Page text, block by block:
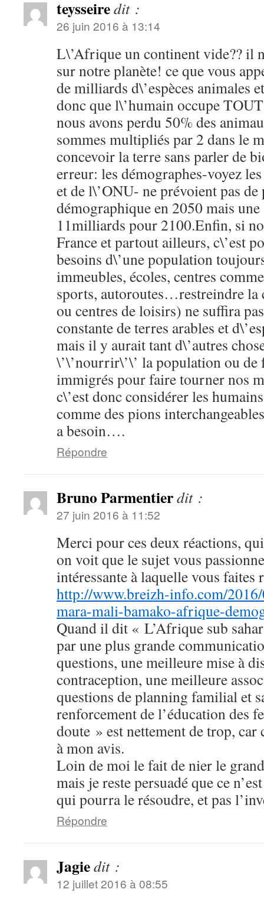
teysseiredit :
26 juin 2016 à 13:14
L\’Afrique un continent vide?? il
sur notre planète! ce que vous
de milliards d\’espèces animales
donc que l\’humain occupe
nous avons perdu 50% des
sommes multipliés par 2 dans le
concevoir la terre sans parler de
erreur: les démographes-voyez
et de l\’ONU- ne prévoient pas de
démographique en 2050 mais
11milliards pour 2100.Enfin, si
France et partout ailleurs, c\’est
besoins d\’une population
immeubles, écoles, centres
sports, autoroutes…restreindre
ou centres de loisirs) ne suffira
constante de terres arables et
mais il y aurait tant d\’autres
\’\’nourrir\’\’ la population ou de
immigrés pour faire tourner nos
c\’est donc considérer les
comme des pions
a besoin….
Répondre
Bruno Parmentierdit :
27 juin 2016 à 11:52
Merci pour ces deux réactions,
on voit que le sujet vous
intéressante à laquelle vous faites
http://www.breizh-info.com/
mara-mali-bamako-afrique-
Quand il dit « L’Afrique sub
par une plus grande
questions, une meilleure mise à
contraception, une meilleure
questions de planning familial et
renforcement de l’éducation des
doute » est nettement de trop, car
à mon avis.
Loin de moi le fait de nier le
mais je reste persuadé que ce
qui pourra le résoudre, et pas
Répondre
Jagiedit :
12 juillet 2016 à 08:55